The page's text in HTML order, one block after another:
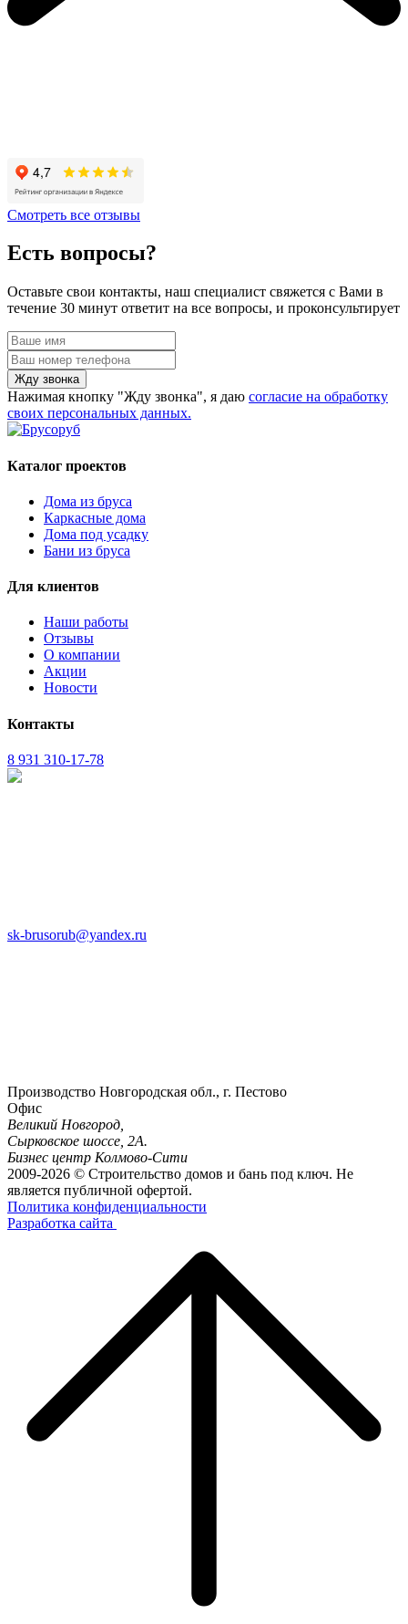
Смотреть все отзывы
Есть вопросы?
Оставьте свои контакты, наш специалист свяжется с Вами в
течение 30 минут ответит на все вопросы, и проконсультирует
Жду звонка
Нажимая кнопку "Жду звонка", я даю согласие на обработку
своих персональных данных.
Каталог проектов
Дома из бруса
Каркасные дома
Дома под усадку
Бани из бруса
Для клиентов
Наши работы
Отзывы
О компании
Акции
Новости
Контакты
8 931 310-17-78
sk-brusorub@yandex.ru
Производство Новгородская обл., г. Пестово
Офис
Великий Новгород,
Сырковское шоссе, 2А.
Бизнес центр Колмово-Сити
2009-2026 © Строительство домов и бань под ключ. Не
является публичной офертой.
Политика конфиденциальности
Разработка сайта